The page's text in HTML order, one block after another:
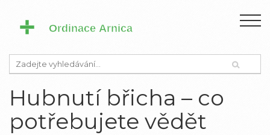
Hubnutí břicha – co
potřebujete vědět